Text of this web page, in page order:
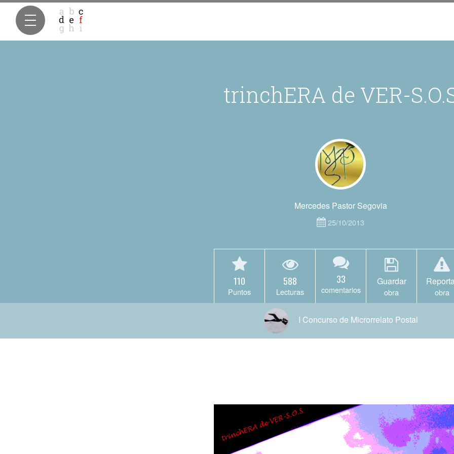
trinchERA de VER-
Mercedes Pastor Segovia
25/10/2013
110
Puntos
588
Lecturas
33
comentarios
Guardar
obra obra
I Concurso de Microrrelato Postal